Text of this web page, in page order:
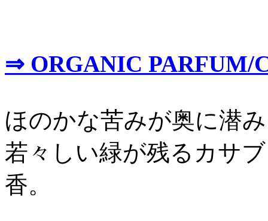
⇒ ORGANIC PARFUM/
ほのかな苦みが奥に潜
若々しい緑が残るカサ
香。